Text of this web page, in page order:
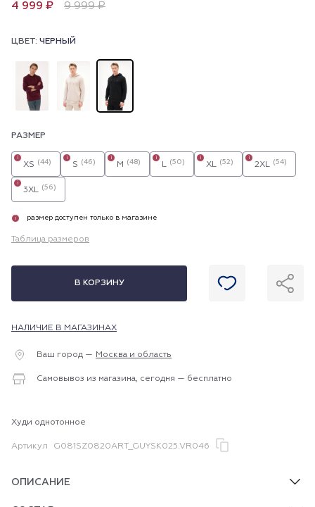
4 999 ₽ 9 999 ₽
ЦВЕТ: ЧЕРНЫЙ
РАЗМЕР
XS (44)
i
S (46)
i
M (48)
i
L (50)
i
XL (52)
i
2XL (54)
i
3XL (56)
i
i размер доступен только в магазине
Таблица размеров
В КОРЗИНУ
НАЛИЧИЕ В МАГАЗИНАХ
Ваш город — Москва и область
Самовывоз из магазина, сегодня — бесплатно
Худи однотонное
Артикул G081SZ0820ART_GUYSK025.VR046
ОПИСАНИЕ